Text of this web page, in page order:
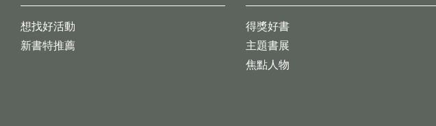
想找好活動
新書特推薦
得獎好書
主題書展
焦點人物